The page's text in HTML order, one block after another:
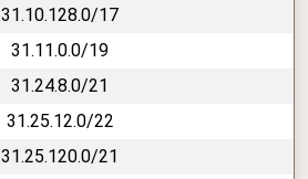
31.10.128.0/17
31.11.0.0/19
31.24.8.0/21
31.25.12.0/22
31.25.120.0/21